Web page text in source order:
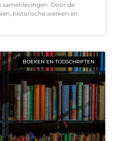
Door de
historische werken en
BOEKEN EN TIJDSCHRIFTEN